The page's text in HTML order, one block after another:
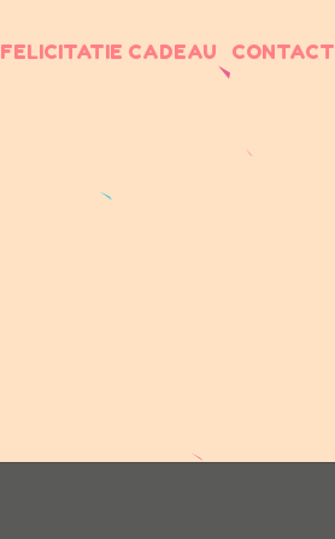
FELICITATIE CADEAU CONTACT